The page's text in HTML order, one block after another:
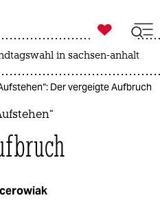
ich

taz zahl ich
in sachsen-anhalt
Der vergeigte Aufbruch